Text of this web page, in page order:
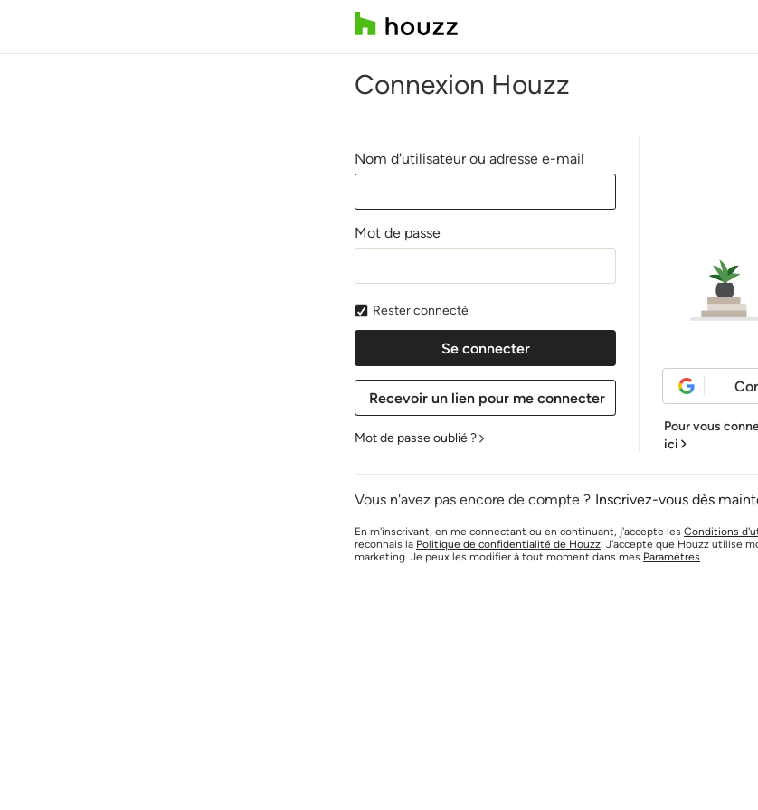
Connexion Houzz
Nom d'utilisateur ou adresse e-mail
Mot de passe
Rester connecté
Mot de passe oublié ?
Pour vous
ici
Vous n'avez pas encore de compte ? Inscrivez-vous dès
En m'inscrivant, en me connectant ou en continuant, j'accepte les Conditions
reconnais la Politique de confidentialité de Houzz. J'accepte que Houzz utilise
marketing. Je peux les modifier à tout moment dans mes Paramètres.